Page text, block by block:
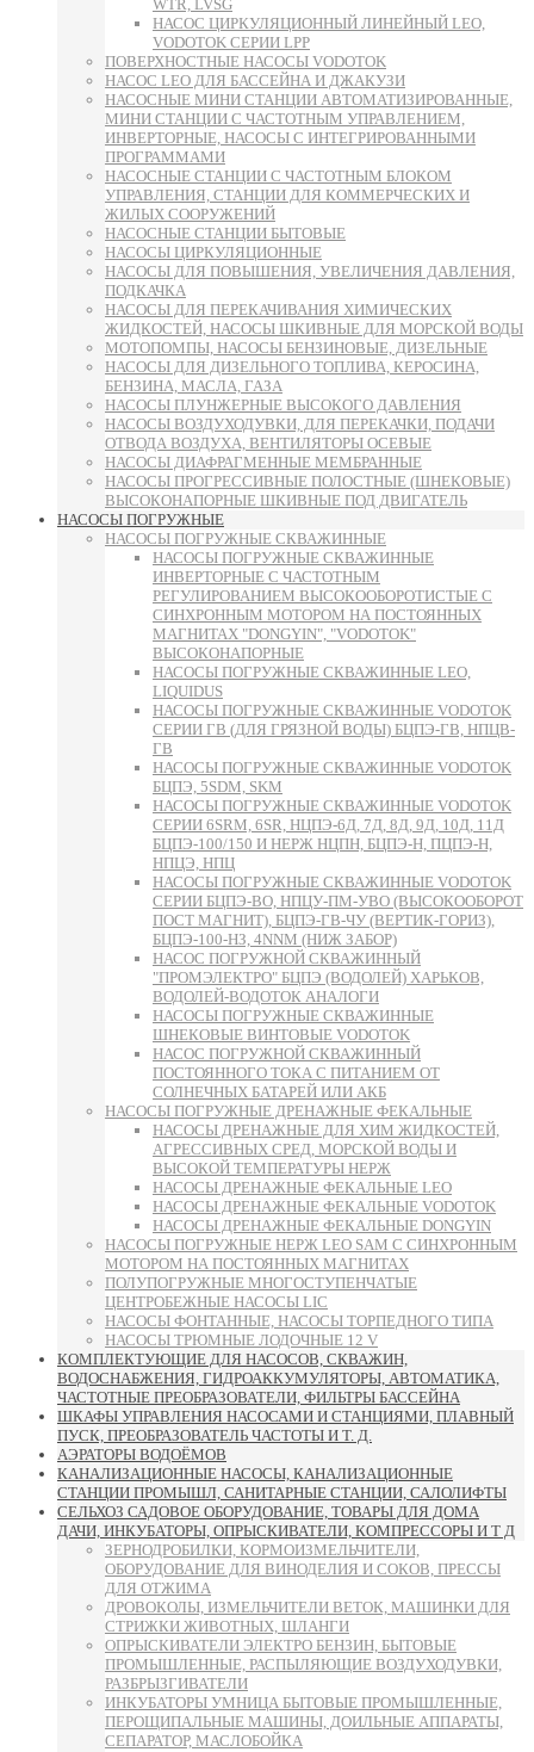
WTR, LVSG
НАСОС ЦИРКУЛЯЦИОННЫЙ ЛИНЕЙНЫЙ LEO,
VODOTOK СЕРИИ LPP
ПОВЕРХНОСТНЫЕ НАСОСЫ VODOTOK
НАСОС LEO ДЛЯ БАССЕЙНА И ДЖАКУЗИ
НАСОСНЫЕ МИНИ СТАНЦИИ АВТОМАТИЗИРОВАННЫЕ,
МИНИ СТАНЦИИ С ЧАСТОТНЫМ УПРАВЛЕНИЕМ,
ИНВЕРТОРНЫЕ, НАСОСЫ С ИНТЕГРИРОВАННЫМИ
ПРОГРАММАМИ
НАСОСНЫЕ СТАНЦИИ С ЧАСТОТНЫМ БЛОКОМ
УПРАВЛЕНИЯ, СТАНЦИИ ДЛЯ КОММЕРЧЕСКИХ И
ЖИЛЫХ СООРУЖЕНИЙ
НАСОСНЫЕ СТАНЦИИ БЫТОВЫЕ
НАСОСЫ ЦИРКУЛЯЦИОННЫЕ
НАСОСЫ ДЛЯ ПОВЫШЕНИЯ, УВЕЛИЧЕНИЯ ДАВЛЕНИЯ,
ПОДКАЧКА
НАСОСЫ ДЛЯ ПЕРЕКАЧИВАНИЯ ХИМИЧЕСКИХ
ЖИДКОСТЕЙ, НАСОСЫ ШКИВНЫЕ ДЛЯ МОРСКОЙ ВОДЫ
МОТОПОМПЫ, НАСОСЫ БЕНЗИНОВЫЕ, ДИЗЕЛЬНЫЕ
НАСОСЫ ДЛЯ ДИЗЕЛЬНОГО ТОПЛИВА, КЕРОСИНА,
БЕНЗИНА, МАСЛА, ГАЗА
НАСОСЫ ПЛУНЖЕРНЫЕ ВЫСОКОГО ДАВЛЕНИЯ
НАСОСЫ ВОЗДУХОДУВКИ, ДЛЯ ПЕРЕКАЧКИ, ПОДАЧИ
ОТВОДА ВОЗДУХА, ВЕНТИЛЯТОРЫ ОСЕВЫЕ
НАСОСЫ ДИАФРАГМЕННЫЕ МЕМБРАННЫЕ
НАСОСЫ ПРОГРЕССИВНЫЕ ПОЛОСТНЫЕ (ШНЕКОВЫЕ)
ВЫСОКОНАПОРНЫЕ ШКИВНЫЕ ПОД ДВИГАТЕЛЬ
НАСОСЫ ПОГРУЖНЫЕ
НАСОСЫ ПОГРУЖНЫЕ СКВАЖИННЫЕ
НАСОСЫ ПОГРУЖНЫЕ СКВАЖИННЫЕ
ИНВЕРТОРНЫЕ С ЧАСТОТНЫМ
РЕГУЛИРОВАНИЕМ ВЫСОКООБОРОТИСТЫЕ С
СИНХРОННЫМ МОТОРОМ НА ПОСТОЯННЫХ
МАГНИТАХ "DONGYIN", "VODOTOK"
ВЫСОКОНАПОРНЫЕ
НАСОСЫ ПОГРУЖНЫЕ СКВАЖИННЫЕ LEO,
LIQUIDUS
НАСОСЫ ПОГРУЖНЫЕ СКВАЖИННЫЕ VODOTOK
СЕРИИ ГВ (ДЛЯ ГРЯЗНОЙ ВОДЫ) БЦПЭ-ГВ, НПЦВ-
ГВ
НАСОСЫ ПОГРУЖНЫЕ СКВАЖИННЫЕ VODOTOK
БЦПЭ, 5SDM, SKM
НАСОСЫ ПОГРУЖНЫЕ СКВАЖИННЫЕ VODOTOK
СЕРИИ 6SRM, 6SR, НЦПЭ-6Д, 7Д, 8Д, 9Д, 10Д, 11Д
БЦПЭ-100/150 И НЕРЖ НЦПН, БЦПЭ-Н, ПЦПЭ-Н,
НПЦЭ, НПЦ
НАСОСЫ ПОГРУЖНЫЕ СКВАЖИННЫЕ VODOTOK
СЕРИИ БЦПЭ-ВО, НПЦУ-ПМ-УВО (ВЫСОКООБОРОТ
ПОСТ МАГНИТ), БЦПЭ-ГВ-ЧУ (ВЕРТИК-ГОРИЗ),
БЦПЭ-100-НЗ, 4NNM (НИЖ ЗАБОР)
НАСОС ПОГРУЖНОЙ СКВАЖИННЫЙ
"ПРОМЭЛЕКТРО" БЦПЭ (ВОДОЛЕЙ) ХАРЬКОВ,
ВОДОЛЕЙ-ВОДОТОК АНАЛОГИ
НАСОСЫ ПОГРУЖНЫЕ СКВАЖИННЫЕ
ШНЕКОВЫЕ ВИНТОВЫЕ VODOTOK
НАСОС ПОГРУЖНОЙ СКВАЖИННЫЙ
ПОСТОЯННОГО ТОКА С ПИТАНИЕМ ОТ
СОЛНЕЧНЫХ БАТАРЕЙ ИЛИ АКБ
НАСОСЫ ПОГРУЖНЫЕ ДРЕНАЖНЫЕ ФЕКАЛЬНЫЕ
НАСОСЫ ДРЕНАЖНЫЕ ДЛЯ ХИМ ЖИДКОСТЕЙ,
АГРЕССИВНЫХ СРЕД, МОРСКОЙ ВОДЫ И
ВЫСОКОЙ ТЕМПЕРАТУРЫ НЕРЖ
НАСОСЫ ДРЕНАЖНЫЕ ФЕКАЛЬНЫЕ LEO
НАСОСЫ ДРЕНАЖНЫЕ ФЕКАЛЬНЫЕ VODOTOK
НАСОСЫ ДРЕНАЖНЫЕ ФЕКАЛЬНЫЕ DONGYIN
НАСОСЫ ПОГРУЖНЫЕ НЕРЖ LEO SAM С СИНХРОННЫМ
МОТОРОМ НА ПОСТОЯННЫХ МАГНИТАХ
ПОЛУПОГРУЖНЫЕ МНОГОСТУПЕНЧАТЫЕ
ЦЕНТРОБЕЖНЫЕ НАСОСЫ LIC
НАСОСЫ ФОНТАННЫЕ, НАСОСЫ ТОРПЕДНОГО ТИПА
НАСОСЫ ТРЮМНЫЕ ЛОДОЧНЫЕ 12 V
КОМПЛЕКТУЮЩИЕ ДЛЯ НАСОСОВ, СКВАЖИН,
ВОДОСНАБЖЕНИЯ, ГИДРОАККУМУЛЯТОРЫ, АВТОМАТИКА,
ЧАСТОТНЫЕ ПРЕОБРАЗОВАТЕЛИ, ФИЛЬТРЫ БАССЕЙНА
ШКАФЫ УПРАВЛЕНИЯ НАСОСАМИ И СТАНЦИЯМИ, ПЛАВНЫЙ
ПУСК, ПРЕОБРАЗОВАТЕЛЬ ЧАСТОТЫ И Т. Д.
АЭРАТОРЫ ВОДОЁМОВ
КАНАЛИЗАЦИОННЫЕ НАСОСЫ, КАНАЛИЗАЦИОННЫЕ
СТАНЦИИ ПРОМЫШЛ, САНИТАРНЫЕ СТАНЦИИ, САЛОЛИФТЫ
СЕЛЬХОЗ САДОВОЕ ОБОРУДОВАНИЕ, ТОВАРЫ ДЛЯ ДОМА
ДАЧИ, ИНКУБАТОРЫ, ОПРЫСКИВАТЕЛИ, КОМПРЕССОРЫ И Т Д
ЗЕРНОДРОБИЛКИ, КОРМОИЗМЕЛЬЧИТЕЛИ,
ОБОРУДОВАНИЕ ДЛЯ ВИНОДЕЛИЯ И СОКОВ, ПРЕССЫ
ДЛЯ ОТЖИМА
ДРОВОКОЛЫ, ИЗМЕЛЬЧИТЕЛИ ВЕТОК, МАШИНКИ ДЛЯ
СТРИЖКИ ЖИВОТНЫХ, ШЛАНГИ
ОПРЫСКИВАТЕЛИ ЭЛЕКТРО БЕНЗИН, БЫТОВЫЕ
ПРОМЫШЛЕННЫЕ, РАСПЫЛЯЮЩИЕ ВОЗДУХОДУВКИ,
РАЗБРЫЗГИВАТЕЛИ
ИНКУБАТОРЫ УМНИЦА БЫТОВЫЕ ПРОМЫШЛЕННЫЕ,
ПЕРОЩИПАЛЬНЫЕ МАШИНЫ, ДОИЛЬНЫЕ АППАРАТЫ,
СЕПАРАТОР, МАСЛОБОЙКА